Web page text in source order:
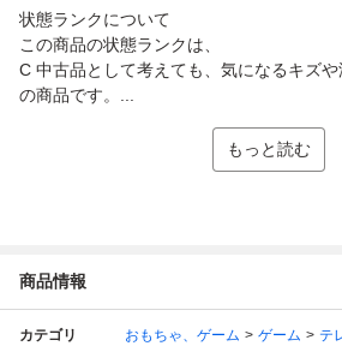
状態ランクについて
この商品の状態ランクは、
C 中古品として考えても、気になるキズ
の商品です。...
もっと読む
商品情報
カテゴリ おもちゃ、ゲーム ゲーム テ